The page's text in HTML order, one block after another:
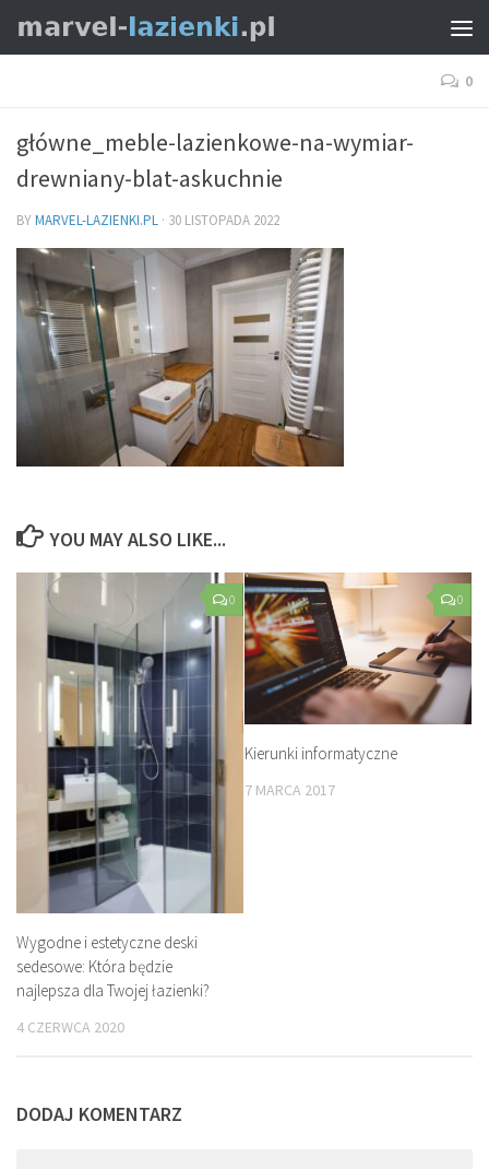
0
główne_meble-lazienkowe-na-wymiar-
drewniany-blat-askuchnie
BYMARVEL-LAZIENKI.PL · 30 LISTOPADA 2022
YOU MAY ALSO LIKE...
0
Wygodne i estetyczne deski
sedesowe: Która będzie
najlepsza dla Twojej łazienki?
4 CZERWCA 2020
0
Kierunki informatyczne
7 MARCA 2017
DODAJ KOMENTARZ